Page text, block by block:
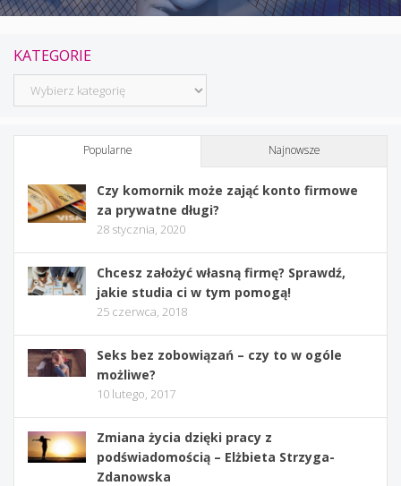
KATEGORIE
Kategorie
Popularne Najnowsze
Czy komornik może zająć konto firmowe
za prywatne długi?
28 stycznia, 2020
Chcesz założyć własną firmę? Sprawdź,
jakie studia ci w tym pomogą!
25 czerwca, 2018
Seks bez zobowiązań – czy to w ogóle
możliwe?
10 lutego, 2017
Zmiana życia dzięki pracy z
podświadomością – Elżbieta Strzyga-
Zdanowska